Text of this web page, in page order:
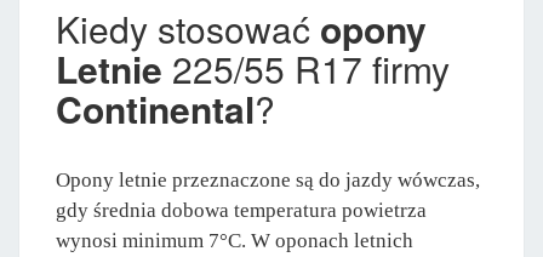
Kiedy stosować opony
Letnie 225/55 R17 firmy
Continental?
Opony letnie przeznaczone są do jazdy wówczas,
gdy średnia dobowa temperatura powietrza
wynosi minimum 7°C. W oponach letnich